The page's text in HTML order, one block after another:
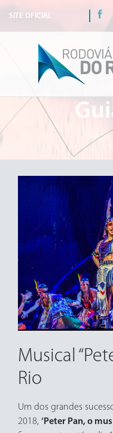
SITE OFICIAL
Musical
Rio
Um dos grandes
2018, ‘Peter Pan, o